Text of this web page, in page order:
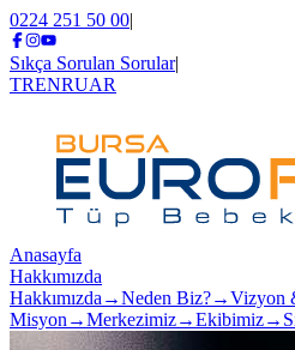
0224 251 50 00|
Sıkça Sorulan Sorular|
TRENRUAR
Anasayfa
Hakkımızda
Hakkımızda →Neden Biz?→Vizyon
Misyon →Merkezimiz→Ekibimiz→